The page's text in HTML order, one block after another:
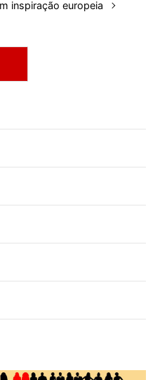
inspiração europeia